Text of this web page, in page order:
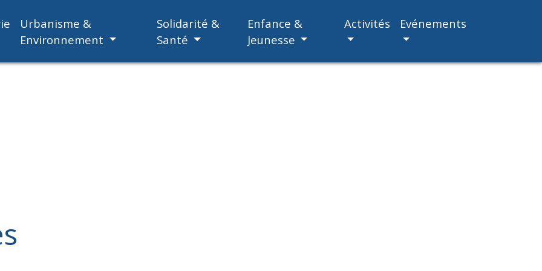
Urbanisme &
Environnement
Solidarité &
Santé
Enfance &
Jeunesse
Activités Evénements